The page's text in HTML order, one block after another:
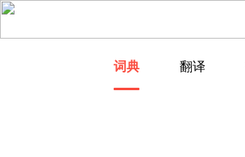
词典 翻译